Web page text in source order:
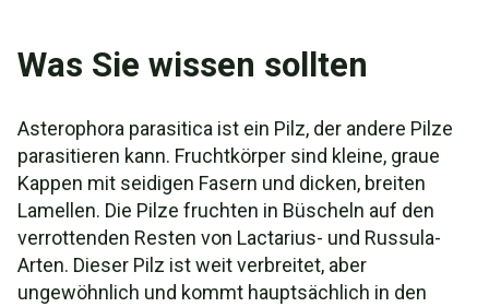
Was Sie wissen sollten
Asterophora parasitica ist ein Pilz, der andere Pilze
parasitieren kann. Fruchtkörper sind kleine, graue
Kappen mit seidigen Fasern und dicken, breiten
Lamellen. Die Pilze fruchten in Büscheln auf den
verrottenden Resten von Lactarius- und Russula-
Arten. Dieser Pilz ist weit verbreitet, aber
ungewöhnlich und kommt hauptsächlich in den